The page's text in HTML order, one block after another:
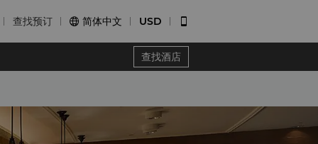
查找预订  简体中文 USD 
查找酒店